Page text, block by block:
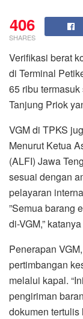
406
SHARES
Verifikasi berat
di Terminal
65 ribu
Tanjung Priok
VGM di TPKS
Menurut Ketua
(ALFI) Jawa
sesuai dengan
pelayaran
”Semua barang
di-VGM,”
Penerapan
pertimbangan
melalui kapal.
pengiriman
dokumen tertulis